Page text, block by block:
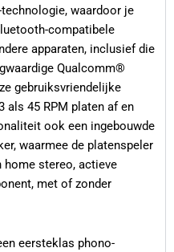
waardoor je
compatibele
apparaten, inclusief die
Qualcomm®
gebruiksvriendelijke
als 45 RPM platen af en
ook een ingebouwde
waarmee de platenspeler
home stereo, actieve
met of zonder
eersteklas phono-